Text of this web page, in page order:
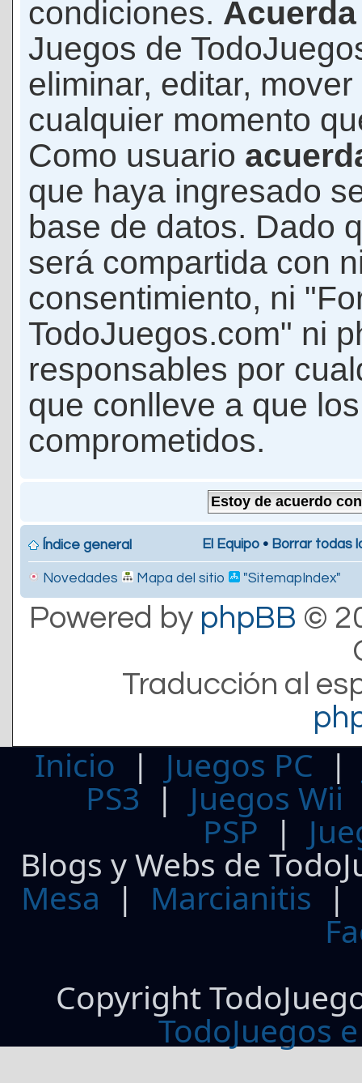
condiciones. Acuerda
Juegos de
eliminar, editar,
cualquier momento
Como usuario
que haya ingresado
base de datos. Dado
será compartida con
consentimiento, ni
TodoJuegos.com" ni
responsables por
que conlleve a que
comprometidos.
Índice general El Equipo • Borrar todas
Novedades Mapa del sitio "SitemapIndex"
Powered by phpBB ©
Traducción al
Inicio | Juegos PC
PS3| Juegos Wii
PSP |
Blogs y Webs de
Mesa | Marcianitis |
Copyright
TodoJuegos